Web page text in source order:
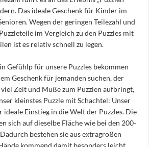
Das ideale Geschenk für Kinder im
Wegen der geringen Teilezahl und
im Vergleich zu den Puzzles mit
ist es relativ schnell zu legen.
Gefühlp für unsere Puzzles bekommen
Geschenk für jemanden suchen, der
Zeit und Muße zum Puzzlen aufbringt,
kleinstes Puzzle mit Schachtel: Unser
ideale Einstieg in die Welt der Puzzles. Die
sich auf dieselbe Fläche wie bei den 200-
bestehen sie aus extragroßen
kommend damit besonders leicht